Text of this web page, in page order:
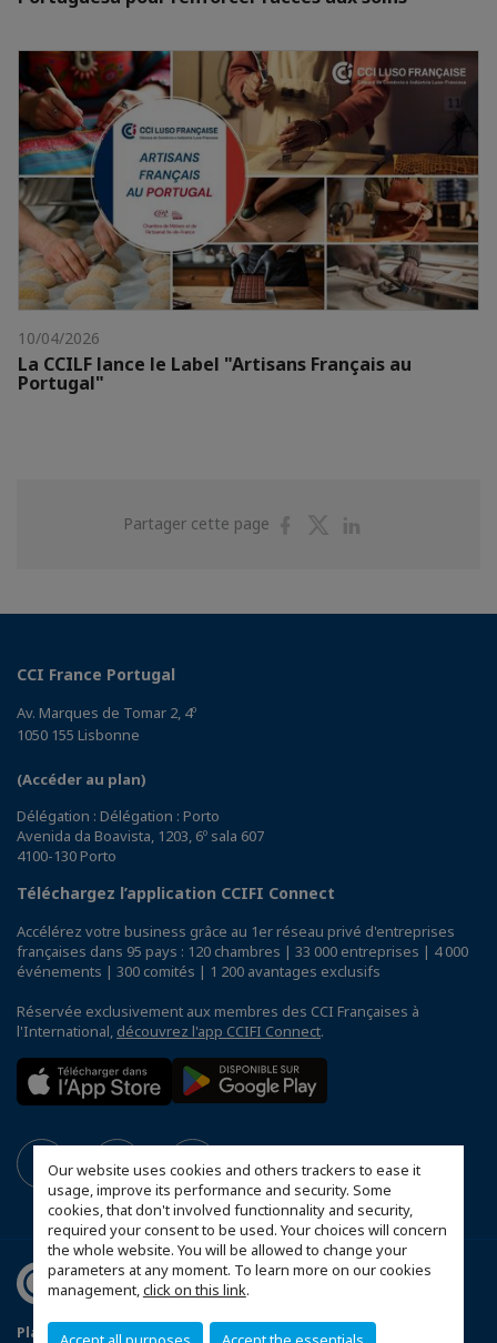
Our website uses cookies and others trackers to ease it
usage, improve its performance and security. Some
cookies, that don't involved functionnality and security,
required your consent to be used. Your choices will concern
the whole website. You will be allowed to change your
parameters at any moment. To learn more on our cookies
management,click on this link.
10/04/2026
La CCILF lance le Label "Artisans Français au
Portugal"
Partager cette page
PartagerPartager
CCI France Portugal
Av. Marques de Tomar 2, 4º
1050 155 Lisbonne
(Accéder au plan)
Délégation : Délégation : Porto
Avenida da Boavista, 1203, 6º sala 607
4100-130 Porto
Téléchargez l’application CCIFI Connect
Accélérez votre business grâce au 1er réseau privé d'entreprises
françaises dans 95 pays : 120 chambres | 33 000 entreprises | 4 000
événements | 300 comités | 1 200 avantages exclusifs
Réservée exclusivement aux membres des CCI Françaises à
l'International, découvrez l'app CCIFI Connect.
Plan du site Mentions légales